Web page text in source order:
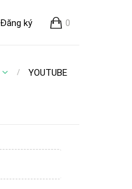
0
Đăng ký
YOUTUBE